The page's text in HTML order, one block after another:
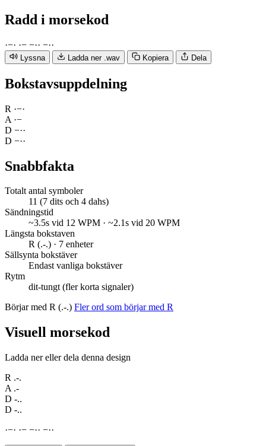
Radd i morsekod
·−· ·− −·· −··
Lyssna Ladda ner .wav Kopiera Dela
Bokstavsuppdelning
R ·−·
A ·−
D −··
D −··
Snabbfakta
Totalt antal symboler
11 (7 dits och 4 dahs)
Sändningstid
~3.5s vid 12 WPM · ~2.1s vid 20 WPM
Längsta bokstaven
R (.-.) · 7 enheter
Sällsynta bokstäver
Endast vanliga bokstäver
Rytm
dit-tungt (fler korta signaler)
Börjar med R (.-.) Fler ord som börjar med R
Visuell morsekod
Ladda ner eller dela denna design
R .-.
A .-
D -..
D -..
·−· ·− −·· −··